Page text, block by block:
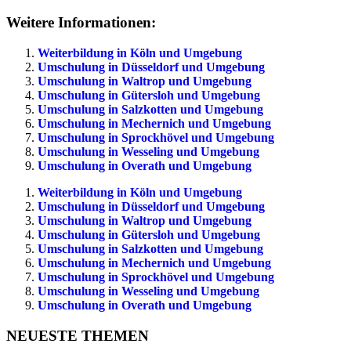
Weitere Informationen:
Weiterbildung in Köln und Umgebung
Umschulung in Düsseldorf und Umgebung
Umschulung in Waltrop und Umgebung
Umschulung in Gütersloh und Umgebung
Umschulung in Salzkotten und Umgebung
Umschulung in Mechernich und Umgebung
Umschulung in Sprockhövel und Umgebung
Umschulung in Wesseling und Umgebung
Umschulung in Overath und Umgebung
Weiterbildung in Köln und Umgebung
Umschulung in Düsseldorf und Umgebung
Umschulung in Waltrop und Umgebung
Umschulung in Gütersloh und Umgebung
Umschulung in Salzkotten und Umgebung
Umschulung in Mechernich und Umgebung
Umschulung in Sprockhövel und Umgebung
Umschulung in Wesseling und Umgebung
Umschulung in Overath und Umgebung
NEUESTE THEMEN